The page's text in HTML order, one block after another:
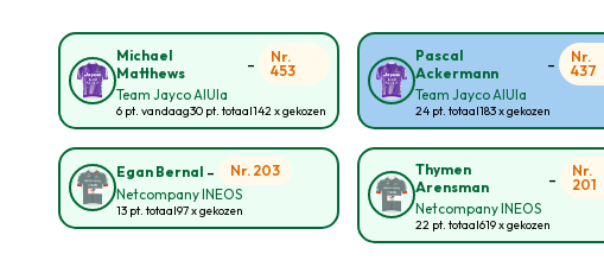
Michael
Matthews
-
Nr.
453
Team Jayco AlUla
6 pt. vandaag30 pt. totaal142 x gekozen
Pascal
Ackermann
-
Nr.
437
Team Jayco AlUla
24 pt. totaal183 x gekozen
Egan Bernal -
Nr. 203
Netcompany INEOS
13 pt. totaal97 x gekozen
Thymen
Arensman
-
Nr.
201
Netcompany INEOS
22 pt. totaal619 x gekozen